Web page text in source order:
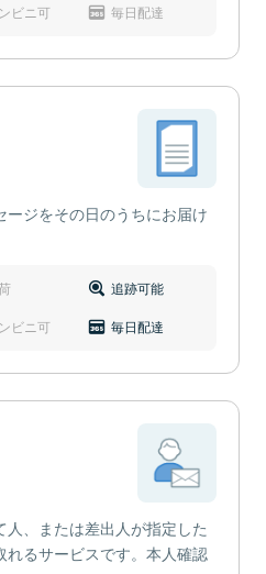
ビニ可 毎日配達
ジをその日のうちにお届け
追跡可能
ビニ可 毎日配達
、または差出人が指定した
るサービスです。本人確認